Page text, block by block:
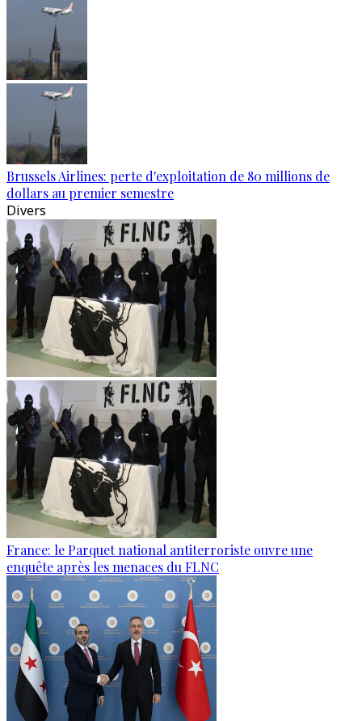
Brussels Airlines: perte d'exploitation de 80 millions de
dollars au premier semestre
Divers
France: le Parquet national antiterroriste ouvre une
enquête après les menaces du FLNC